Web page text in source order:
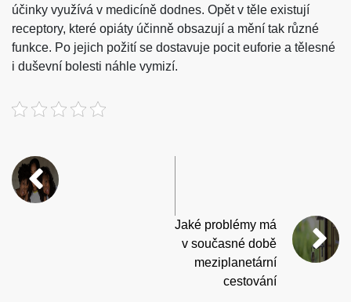
účinky využívá v medicíně dodnes. Opět v těle existují
receptory, které opiáty účinně obsazují a mění tak různé
funkce. Po jejich požití se dostavuje pocit euforie a tělesné
i duševní bolesti náhle vymizí.
Jaké problémy má
v současné době
meziplanetární
cestování